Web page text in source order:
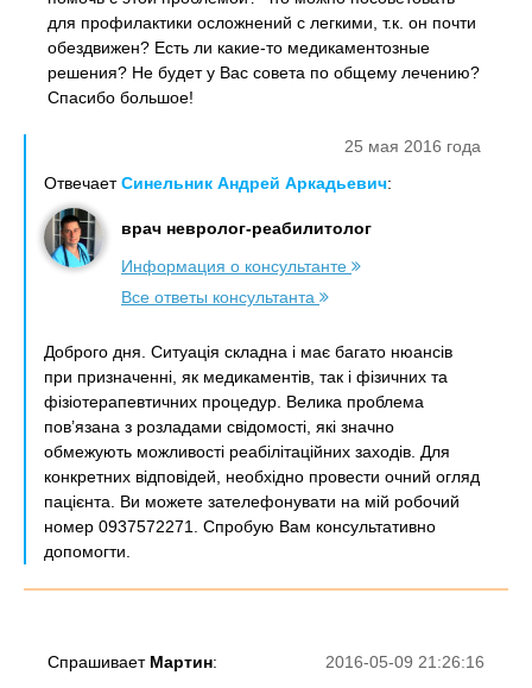
для профилактики осложнений с легкими, т.к. он почти
обездвижен? Есть ли какие-то медикаментозные
решения? Не будет у Вас совета по общему лечению?
Спасибо большое!
25 мая 2016 года
ОтвечаетСинельник Андрей Аркадьевич:
врач невролог-реабилитолог
Информация о консультанте
Все ответы консультанта
Доброго дня. Ситуація складна і має багато нюансів
при призначенні, як медикаментів, так і фізичних та
фізіотерапевтичних процедур. Велика проблема
пов’язана з розладами свідомості, які значно
обмежують можливості реабілітаційних заходів. Для
конкретних відповідей, необхідно провести очний огляд
пацієнта. Ви можете зателефонувати на мій робочий
номер 0937572271. Спробую Вам консультативно
допомогти.
2016-05-09 21:26:16
Спрашивает Мартин: